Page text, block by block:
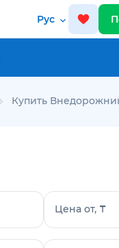
Рус
Купить
Цена от, ₸